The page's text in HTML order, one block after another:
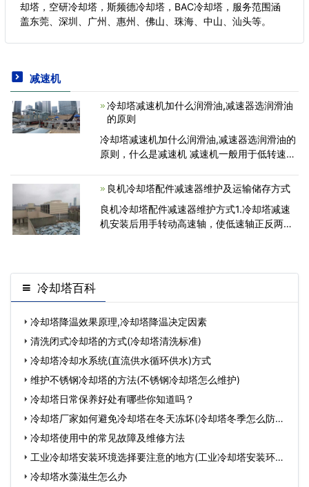
却塔，空研冷却塔，斯频德冷却塔，BAC冷却塔，服务范围涵
盖东莞、深圳、广州、惠州、佛山、珠海、中山、汕头等。
减速机
冷却塔减速机加什么润滑油,减速器选润滑油
的原则
冷却塔减速机加什么润滑油,减速器选润滑油的
原则，什么是减速机 减速机一般用于低转速大
速运转的动力通过减速机的输入轴上的齿数少
的齿轮啮合输
良机冷却塔配件减速器维护及运输储存方式
良机冷却塔配件减速器维护方式1.冷却塔减速
机安装后用手转动高速轴，使低速轴正反两向
冷却塔百科
冷却塔降温效果原理,冷却塔降温决定因素
清洗闭式冷却塔的方式(冷却塔清洗标准)
冷却塔冷却水系统(直流供水循环供水)方式
维护不锈钢冷却塔的方法(不锈钢冷却塔怎么维护)
冷却塔日常保养好处有哪些你知道吗？
冷却塔厂家如何避免冷却塔在冬天冻坏(冷却塔冬季怎么防冻)
… 冷却塔使用中的常见故障及维修方法
工业冷却塔安装环境选择要注意的地方(工业冷却塔安装环境
选择)…
冷却塔水藻滋生怎么办